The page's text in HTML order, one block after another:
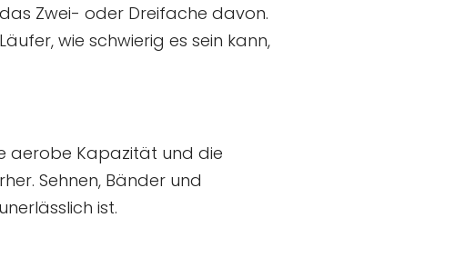
Zwei- oder Dreifache davon.
wie schwierig es sein kann,
aerobe Kapazität und die
Sehnen, Bänder und
ist.